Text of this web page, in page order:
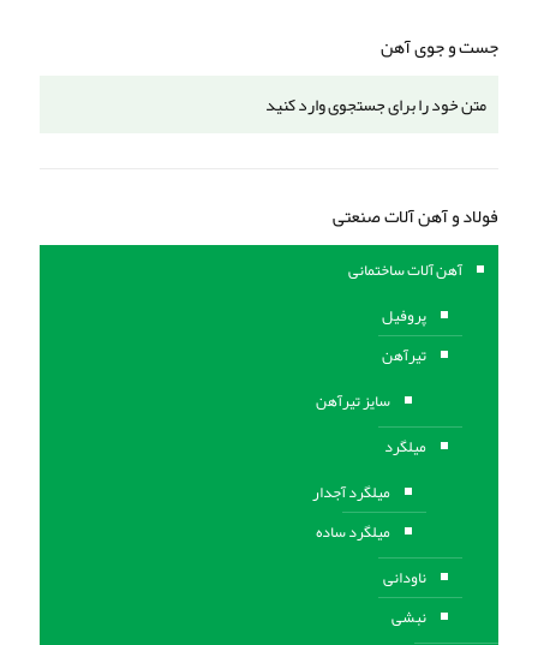
جست و جوی آهن
فولاد و آهن آلات صنعتی
آهن آلات ساختمانی
پروفیل
تیرآهن
سایز تیرآهن
میلگرد
میلگرد آجدار
میلگرد ساده
ناودانی
نبشی